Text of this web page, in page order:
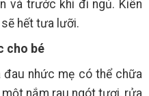
và trước khi đi ngủ. Kiên
hết tưa lưỡi.
cho bé
nhức mẹ có thể chữa
nắm rau ngót tươi, rửa